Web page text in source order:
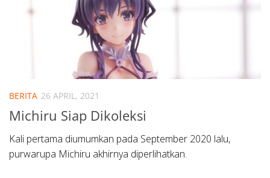
BERITA 26 APRIL, 2021
Michiru Siap Dikoleksi
Kali pertama diumumkan pada September 2020 lalu,
purwarupa Michiru akhirnya diperlihatkan.